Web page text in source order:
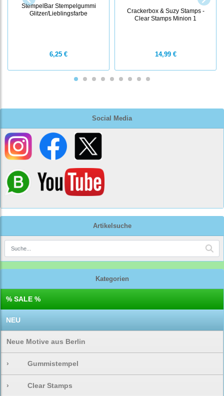
Social Media
Artikelsuche
Kategorien
% SALE %
NEU
Neue Motive aus Berlin
› Gummistempel
› Clear Stamps
StempelBar Stempelgummi
Glitzer/Lieblingsfarbe
6,25 €
Crackerbox & Suzy Stamps -
Clear Stamps Minion 1
14,99 €